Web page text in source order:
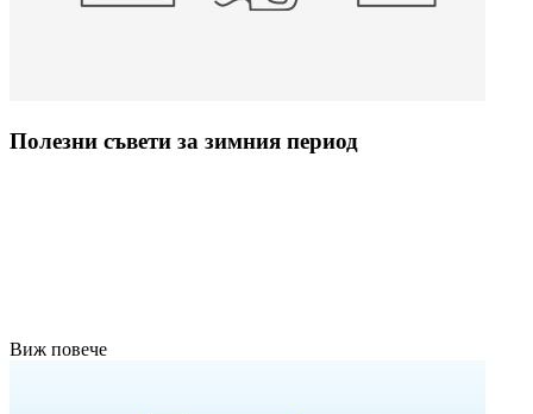
Полезни съвети за зимния период
Виж повече